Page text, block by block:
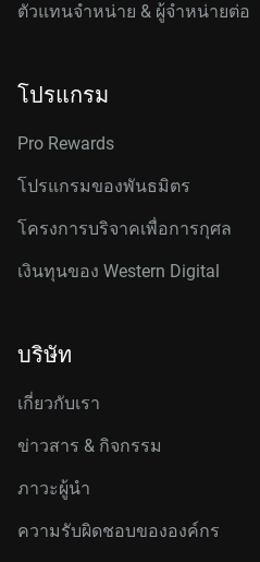
ตัวแทนจำหน่าย & ผู้จำหน่ายต่อ
โปรแกรม
Pro Rewards
โปรแกรมของพันธมิตร
โครงการบริจาคเพื่อการกุศล
เงินทุนของ Western Digital
บริษัท
เกี่ยวกับเรา
ข่าวสาร & กิจกรรม
ภาวะผู้นำ
ความรับผิดชอบขององค์กร